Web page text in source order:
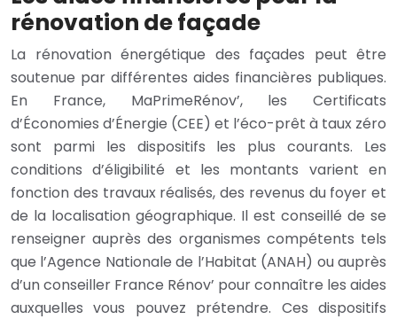
rénovation de façade
La rénovation énergétique des façades peut être
soutenue par différentes aides financières publiques.
En France, MaPrimeRénov’, les Certificats
d’Économies d’Énergie (CEE) et l’éco-prêt à taux zéro
sont parmi les dispositifs les plus courants. Les
conditions d’éligibilité et les montants varient en
fonction des travaux réalisés, des revenus du foyer et
de la localisation géographique. Il est conseillé de se
renseigner auprès des organismes compétents tels
que l’Agence Nationale de l’Habitat (ANAH) ou auprès
d’un conseiller France Rénov’ pour connaître les aides
auxquelles vous pouvez prétendre. Ces dispositifs